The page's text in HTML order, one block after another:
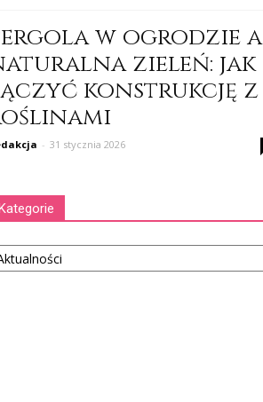
w ogrodzie a
zieleń: jak
konstrukcję z
- 31 stycznia 2026